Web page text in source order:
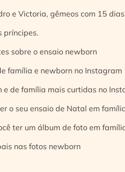
e Victoria, gêmeos com 15 dias
príncipes.
sobre o ensaio newborn
família e newborn no Instagram
e de família mais curtidas no
o seu ensaio de Natal em
ter um álbum de foto em
nas fotos newborn